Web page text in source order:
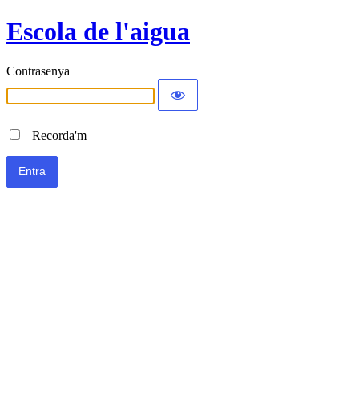
Escola de l'aigua
Contrasenya
Recorda'm